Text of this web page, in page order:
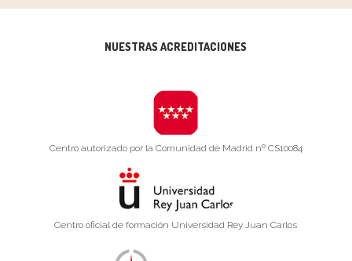
NUESTRAS ACREDITACIONES
Centro autorizado por la Comunidad de Madrid nº CS10084
Centro oficial de formación Universidad Rey Juan Carlos